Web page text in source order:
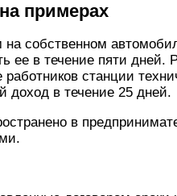
примерах
собственном
в течение пяти дней.
станции
доход в течение 25 дней.
в